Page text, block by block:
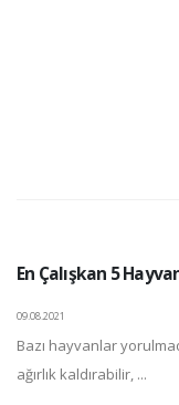
En Çalışkan 5
09.08.2021
Bazı hayvanlar
ağırlık kaldırabilir, ...